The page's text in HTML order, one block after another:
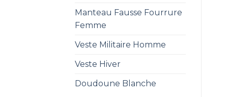
Manteau Fausse Fourrure
Femme
Veste Militaire Homme
Veste Hiver
Doudoune Blanche